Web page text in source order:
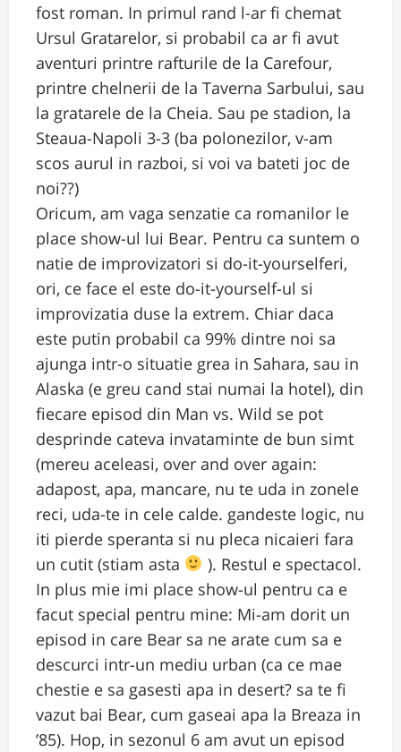
fost roman. In primul rand l-ar fi chemat
Ursul Gratarelor, si probabil ca ar fi avut
aventuri printre rafturile de la Carefour,
printre chelnerii de la Taverna Sarbului, sau
la gratarele de la Cheia. Sau pe stadion, la
Steaua-Napoli 3-3 (ba polonezilor, v-am
scos aurul in razboi, si voi va bateti joc de
noi??)
Oricum, am vaga senzatie ca romanilor le
place show-ul lui Bear. Pentru ca suntem o
natie de improvizatori si do-it-yourselferi,
ori, ce face el este do-it-yourself-ul si
improvizatia duse la extrem. Chiar daca
este putin probabil ca 99% dintre noi sa
ajunga intr-o situatie grea in Sahara, sau in
Alaska (e greu cand stai numai la hotel), din
fiecare episod din Man vs. Wild se pot
desprinde cateva invataminte de bun simt
(mereu aceleasi, over and over again:
adapost, apa, mancare, nu te uda in zonele
reci, uda-te in cele calde. gandeste logic, nu
iti pierde speranta si nu pleca nicaieri fara
un cutit (stiam asta
). Restul e spectacol.
In plus mie imi place show-ul pentru ca e
facut special pentru mine: Mi-am dorit un
episod in care Bear sa ne arate cum sa e
descurci intr-un mediu urban (ca ce mae
chestie e sa gasesti apa in desert? sa te fi
vazut bai Bear, cum gaseai apa la Breaza in
’85). Hop, in sezonul 6 am avut un episod